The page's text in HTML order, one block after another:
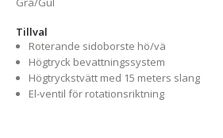
Tillval
Roterande sidoborste hö/vä
Högtryck bevattningssystem
Högtryckstvätt med 15 meters slang
El-ventil för rotationsriktning